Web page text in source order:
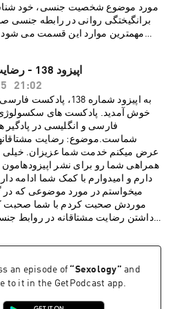
مورد موضوع شخصیت جنسی، خود
برانگیختگی روانی در رابطه جنسی
مهمترین موارد این قسمت می شود
خود واقعی همراهمان به جذابیت
کمک می کند.· ارزش ها و نظام
تواند نگرش ما به انجام فانتزی
کند.· بررسی
مختلف· پیچیدگی انسان ها تاثیر
برانگیختگی روانی جنسی در افراد
نازنین معالیدکتر نازنین معالی،
پژوهشگر روابط جنسی، دارای بورد
بیمارستان کایزر هستند. هم اکنون
شهر لس آنجلس به صورت ویدیو
درمان مدد جویان می باشد. دکتر معالی
تحقیقاتی گسترده در زمینه های
تجربیات و دانسته های خود از
اپیزود 138 - رضایت مشتاقانه
21:02
به اپیزود شماره 138،
خوش آمدید. پادکست های
فارسی و انگلیسی در
شماست.موضوع: رضایت
عرض میکنم خدمت شما عزیزان. خیلی
همراهی شما رو برای نشر اپیزودهامون
دارم و امیدوارم با کمک شما ادامه
میخواستم در مورد موضوعی که در
موردش صحبت کردم با شما صحبت
داشتن رضایت مشتاقانه در روابط
اشاره کرد:· مسئله رضایت
مشتاقانه قرارداد دائمی نیست و هر
در لحظه این رضایت را پس
رضایت حتی در روابط زناشویی هم
an episode of “Sexology” and
to it in the GetPodcast app.